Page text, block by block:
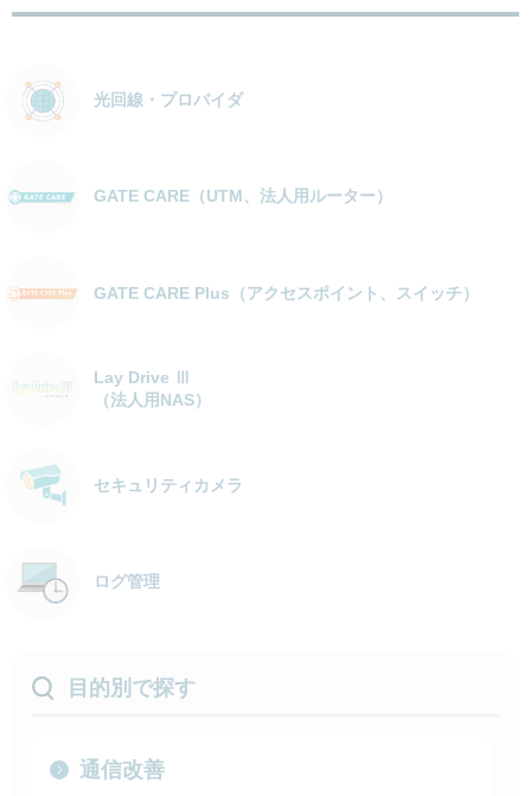
光回線・プロバイダ
GATE CARE（UTM、法人用ルーター）
GATE CARE Plus（アクセスポイント、スイッチ）
Lay Drive Ⅲ
（法人用NAS）
セキュリティカメラ
ログ管理
目的別で探す
通信改善